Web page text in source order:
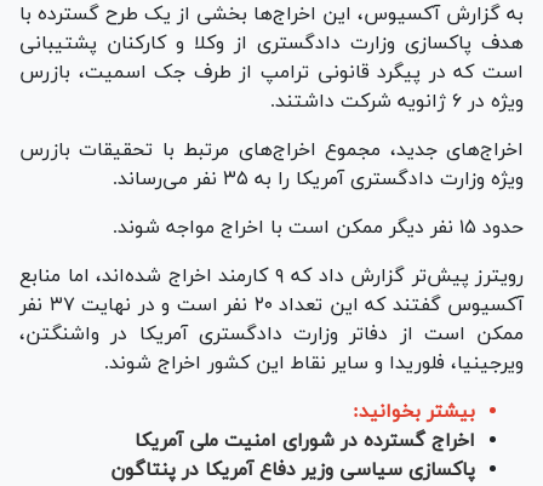
به گزارش آکسیوس، این اخراج‌ها بخشی از یک طرح گسترده با
هدف پاکسازی وزارت دادگستری از وکلا و کارکنان پشتیبانی
است که در پیگرد قانونی ترامپ از طرف جک اسمیت، بازرس
ویژه در ۶ ژانویه شرکت داشتند.
اخراج‌های جدید، مجموع اخراج‌های مرتبط با تحقیقات بازرس
ویژه وزارت دادگستری آمریکا را به ۳۵ نفر می‌رساند.
حدود ۱۵ نفر دیگر ممکن است با اخراج مواجه شوند.
رویترز پیش‌تر گزارش داد که ۹ کارمند اخراج شده‌اند، اما منابع
آکسیوس گفتند که این تعداد ۲۰ نفر است و در نهایت ۳۷ نفر
ممکن است از دفاتر وزارت دادگستری آمریکا در واشنگتن،
ویرجینیا، فلوریدا و سایر نقاط این کشور اخراج شوند.
بیشتر بخوانید:
اخراج گسترده در شورای امنیت ملی آمریکا
پاکسازی سیاسی وزیر دفاع آمریکا در پنتاگون